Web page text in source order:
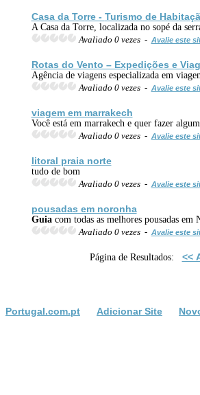
Casa da Torre - Turismo de
A Casa da Torre, localizada no sopé da
Avaliado 0 vezes - Avalie este
Rotas do Vento – Expedições e
Agência de viagens especializada em
Avaliado 0 vezes - Avalie este
viagemem marrakech
Você está em marrakech e quer fazer
Avaliado 0 vezes - Avalie este
litoral praianorte
tudo de bom
Avaliado 0 vezes - Avalie este
pousadas em noronha
Guiacom todas as melhores pousadas em
Avaliado 0 vezes - Avalie este
Página de Resultados: <<
Portugal.com.pt Adicionar Site